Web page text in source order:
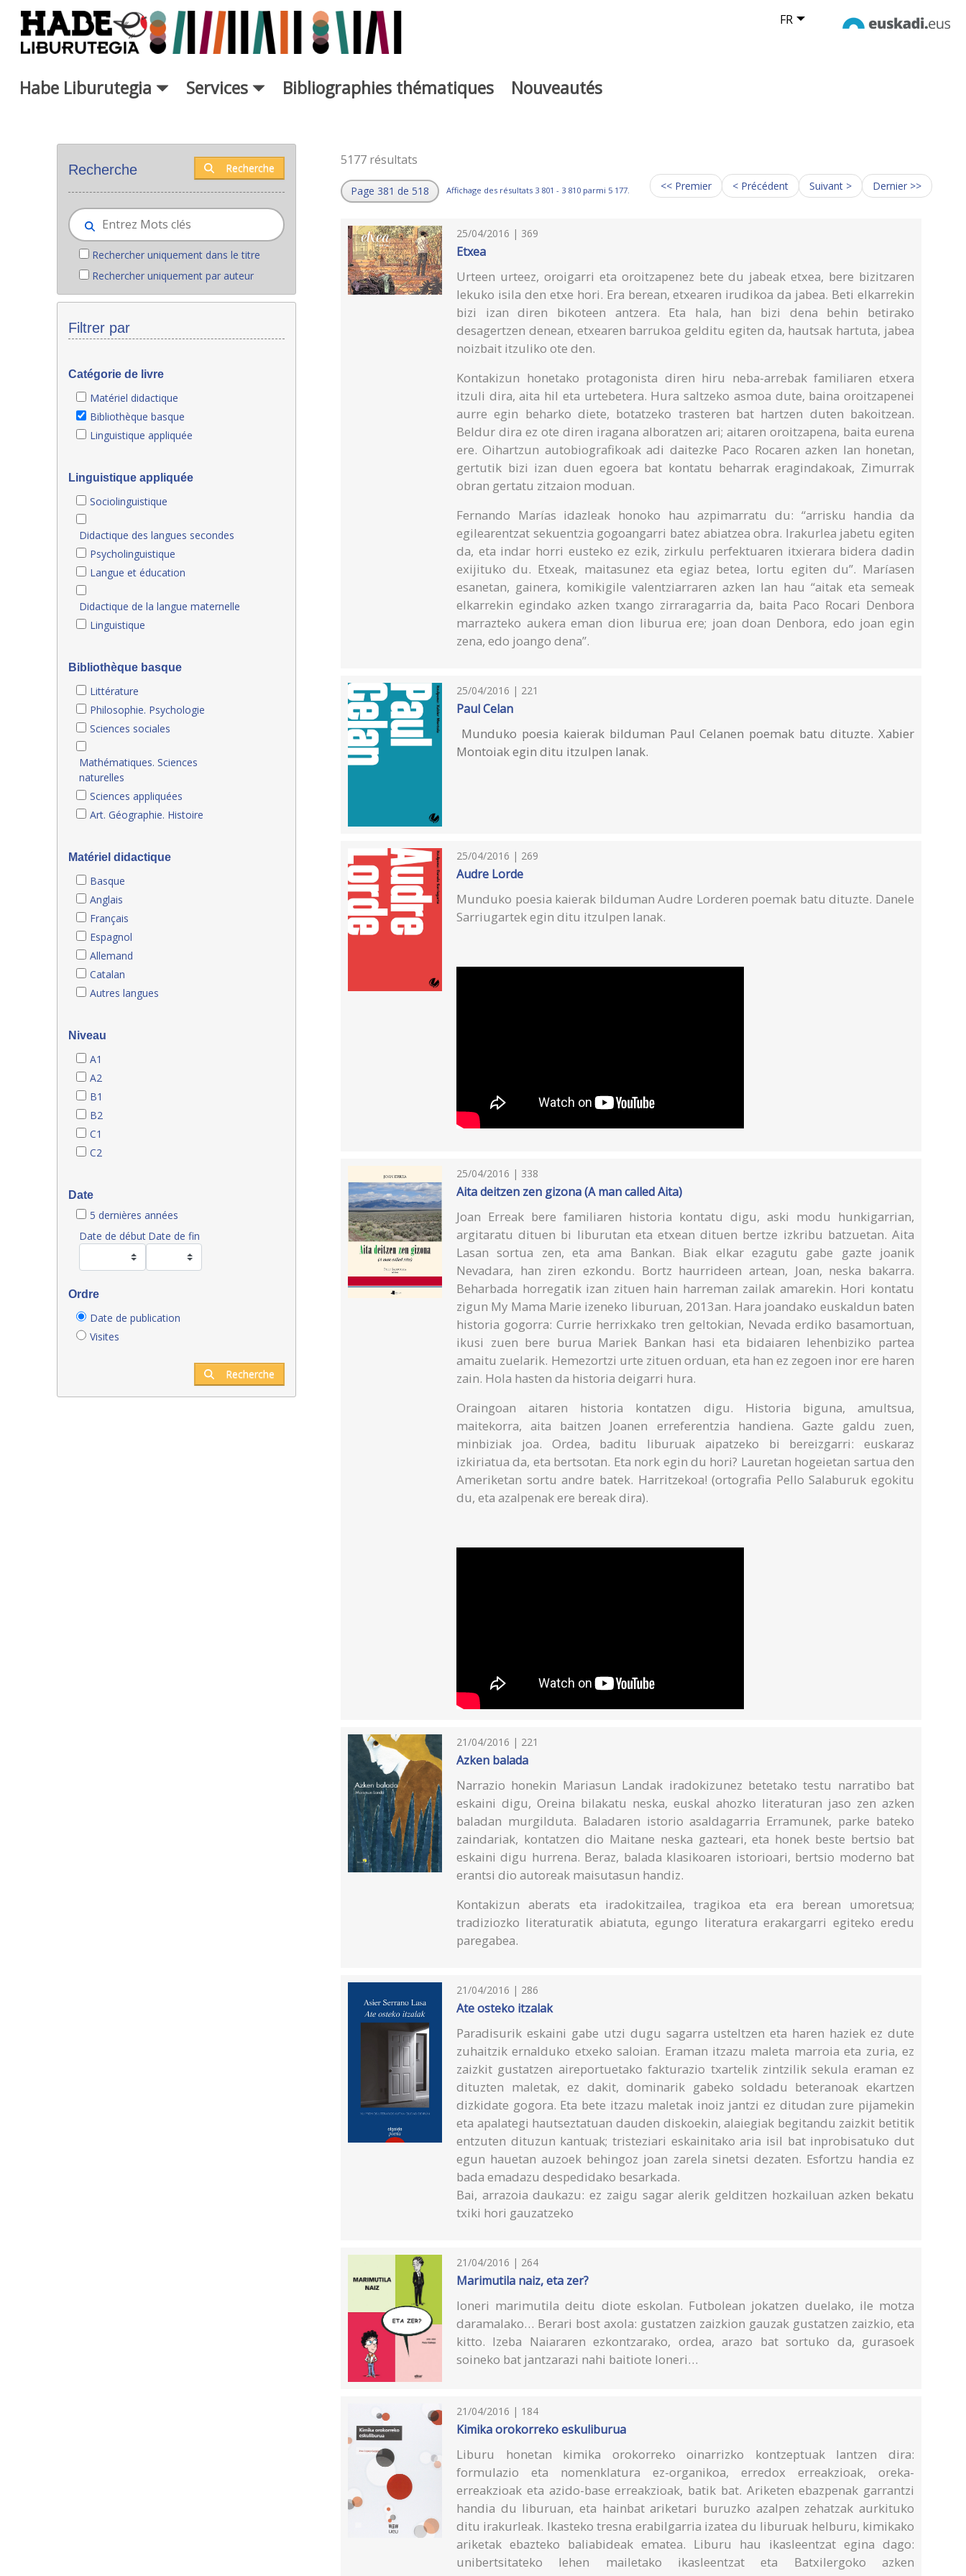
Saut au contenu principal FR
Habe Liburutegia Services Bibliographies thématiques Nouveautés
Recherche Recherche
Rechercher uniquement dans le titre
Rechercher uniquement par auteur
Filtrer par
Catégorie de livre
Matériel didactique
Bibliothèque basque
Linguistique appliquée
Linguistique appliquée
Sociolinguistique
Didactique des langues secondes
Psycholinguistique
Langue et éducation
Didactique de la langue maternelle
Linguistique
Bibliothèque basque
Littérature
Philosophie. Psychologie
Sciences sociales
Mathématiques. Sciences
naturelles
Sciences appliquées
Art. Géographie. Histoire
Matériel didactique
Basque
Anglais
Français
Espagnol
Allemand
Catalan
Autres langues
Niveau
A1
A2
B1
B2
C1
C2
Date
5 dernières années
Date de début Date de fin
Ordre
Date de publication
Visites
Recherche
5177 résultats
Page 381 de 518 Affichage des résultats 3 801 - 3 810 parmi 5 177. << Premier < Précédent Suivant > Dernier >>
25/04/2016 | 369
Etxea
Urteen urteez, oroigarri eta oroitzapenez bete du jabeak etxea, bere bizitzaren
lekuko isila den etxe hori. Era berean, etxearen irudikoa da jabea. Beti elkarrekin
bizi izan diren bikoteen antzera. Eta hala, han bizi dena behin betirako
desagertzen denean, etxearen barrukoa gelditu egiten da, hautsak hartuta, jabea
noizbait itzuliko ote den.
Kontakizun honetako protagonista diren hiru neba-arrebak familiaren etxera
itzuli dira, aita hil eta urtebetera. Hura saltzeko asmoa dute, baina oroitzapenei
aurre egin beharko diete, botatzeko trasteren bat hartzen duten bakoitzean.
Beldur dira ez ote diren iragana alboratzen ari; aitaren oroitzapena, baita eurena
ere. Oihartzun autobiografikoak adi daitezke Paco Rocaren azken lan honetan,
gertutik bizi izan duen egoera bat kontatu beharrak eragindakoak, Zimurrak
obran gertatu zitzaion moduan.
Fernando Marías idazleak honoko hau azpimarratu du: “arrisku handia da
egilearentzat sekuentzia gogoangarri batez abiatzea obra. Irakurlea jabetu egiten
da, eta indar horri eusteko ez ezik, zirkulu perfektuaren itxierara bidera dadin
exijituko du. Etxeak, maitasunez eta egiaz betea, lortu egiten du”. Maríasen
esanetan, gainera, komikigile valentziarraren azken lan hau “aitak eta semeak
elkarrekin egindako azken txango zirraragarria da, baita Paco Rocari Denbora
marrazteko aukera eman dion liburua ere; joan doan Denbora, edo joan egin
zena, edo joango dena”.
25/04/2016 | 221
Paul Celan
Munduko poesia kaierak bilduman Paul Celanen poemak batu dituzte. Xabier
Montoiak egin ditu itzulpen lanak.
25/04/2016 | 269
Audre Lorde
Munduko poesia kaierak bilduman Audre Lorderen poemak batu dituzte. Danele
Sarriugartek egin ditu itzulpen lanak.
25/04/2016 | 338
Aita deitzen zen gizona (A man called Aita)
Joan Erreak bere familiaren historia kontatu digu, aski modu hunkigarrian,
argitaratu dituen bi liburutan eta etxean dituen bertze izkribu batzuetan. Aita
Lasan sortua zen, eta ama Bankan. Biak elkar ezagutu gabe gazte joanik
Nevadara, han ziren ezkondu. Bortz haurrideen artean, Joan, neska bakarra.
Beharbada horregatik izan zituen hain harreman zailak amarekin. Hori kontatu
zigun My Mama Marie izeneko liburuan, 2013an. Hara joandako euskaldun baten
historia gogorra: Currie herrixkako tren geltokian, Nevada erdiko basamortuan,
ikusi zuen bere burua Mariek Bankan hasi eta bidaiaren lehenbiziko partea
amaitu zuelarik. Hemezortzi urte zituen orduan, eta han ez zegoen inor ere haren
zain. Hola hasten da historia deigarri hura.
Oraingoan aitaren historia kontatzen digu. Historia biguna, amultsua,
maitekorra, aita baitzen Joanen erreferentzia handiena. Gazte galdu zuen,
minbiziak joa. Ordea, baditu liburuak aipatzeko bi bereizgarri: euskaraz
izkiriatua da, eta bertsotan. Eta nork egin du hori? Lauretan hogeietan sartua den
Ameriketan sortu andre batek. Harritzekoa! (ortografia Pello Salaburuk egokitu
du, eta azalpenak ere bereak dira).
21/04/2016 | 221
Azken balada
Narrazio honekin Mariasun Landak iradokizunez betetako testu narratibo bat
eskaini digu, Oreina bilakatu neska, euskal ahozko literaturan jaso zen azken
baladan murgilduta. Baladaren istorio asaldagarria Erramunek, parke bateko
zaindariak, kontatzen dio Maitane neska gazteari, eta honek beste bertsio bat
eskaini digu hurrena. Beraz, balada klasikoaren istorioari, bertsio moderno bat
erantsi dio autoreak maisutasun handiz.
Kontakizun aberats eta iradokitzailea, tragikoa eta era berean umoretsua;
tradiziozko literaturatik abiatuta, egungo literatura erakargarri egiteko eredu
paregabea.
21/04/2016 | 286
Ate osteko itzalak
Paradisurik eskaini gabe utzi dugu sagarra usteltzen eta haren haziek ez dute
zuhaitzik ernalduko etxeko saloian. Eraman itzazu maleta marroia eta zuria, ez
zaizkit gustatzen aireportuetako fakturazio txartelik zintzilik sekula eraman ez
dituzten maletak, ez dakit, dominarik gabeko soldadu beteranoak ekartzen
dizkidate gogora. Eta bete itzazu maletak inoiz jantzi ez ditudan zure pijamekin
eta apalategi hautseztatuan dauden diskoekin, alaiegiak begitandu zaizkit betitik
entzuten dituzun kantuak; tristeziari eskainitako aria isil bat inprobisatuko dut
egun hauetan auzoek behingoz joan zarela sinetsi dezaten. Esfortzu handia ez
bada emadazu despedidako besarkada.
Bai, arrazoia daukazu: ez zaigu sagar alerik gelditzen hozkailuan azken bekatu
txiki hori gauzatzeko
21/04/2016 | 264
Marimutila naiz, eta zer?
Ioneri marimutila deitu diote eskolan. Futbolean jokatzen duelako, ile motza
daramalako… Berari bost axola: gustatzen zaizkion gauzak gustatzen zaizkio, eta
kitto. Izeba Naiararen ezkontzarako, ordea, arazo bat sortuko da, gurasoek
soineko bat jantzarazi nahi baitiote Ioneri…
21/04/2016 | 184
Kimika orokorreko eskuliburua
Liburu honetan kimika orokorreko oinarrizko kontzeptuak lantzen dira:
formulazio eta nomenklatura ez-organikoa, erredox erreakzioak, oreka-
erreakzioak eta azido-base erreakzioak, batik bat. Ariketen ebazpenak garrantzi
handia du liburuan, eta hainbat ariketari buruzko azalpen zehatzak aurkituko
ditu irakurleak. Ikasteko tresna erabilgarria izatea du liburuak helburu, kimikako
ariketak ebazteko baliabideak ematea. Liburu hau ikasleentzat egina dago:
unibertsitateko lehen mailetako ikasleentzat eta Batxilergoko azken